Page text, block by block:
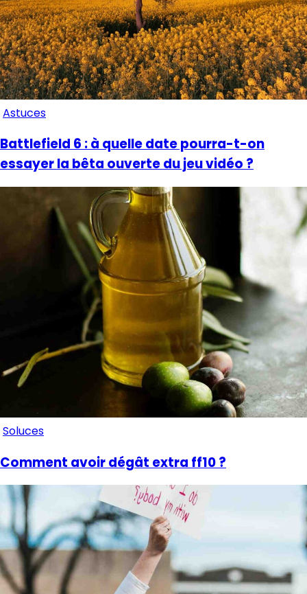
Astuces
Battlefield 6 : à quelle date pourra-t-on
essayer la bêta ouverte du jeu vidéo ?
Soluces
Comment avoir dégât extra ff10 ?